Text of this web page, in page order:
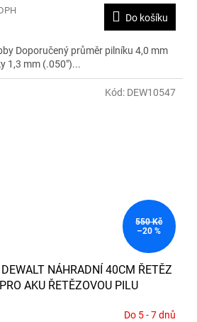
Do košíku
Doporučený průměr pilníku 4,0 mm
1,3 mm (.050")...
550 Kč
–20 %
NÁHRADNÍ 40CM ŘETĚZ
AKU ŘETĚZOVOU PILU
Do 5 - 7 dnů
Kód: DEW10547